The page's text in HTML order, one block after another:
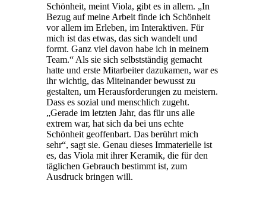
Schönheit, meint Viola, gibt es in allem. „In
Bezug auf meine Arbeit finde ich Schönheit
vor allem im Erleben, im Interaktiven. Für
mich ist das etwas, das sich wandelt und
formt. Ganz viel davon habe ich in meinem
Team.“ Als sie sich selbstständig gemacht
hatte und erste Mitarbeiter dazukamen, war es
ihr wichtig, das Miteinander bewusst zu
gestalten, um Herausforderungen zu meistern.
Dass es sozial und menschlich zugeht.
„Gerade im letzten Jahr, das für uns alle
extrem war, hat sich da bei uns echte
Schönheit geoffenbart. Das berührt mich
sehr“, sagt sie. Genau dieses Immaterielle ist
es, das Viola mit ihrer Keramik, die für den
täglichen Gebrauch bestimmt ist, zum
Ausdruck bringen will.